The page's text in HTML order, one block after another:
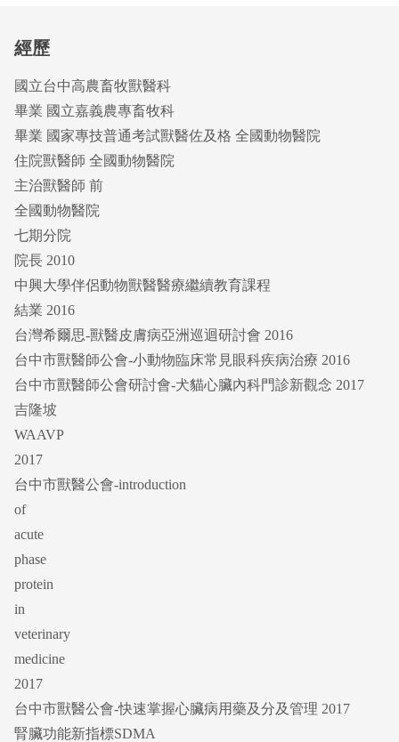
經歷
國立台中高農畜牧獸醫科
畢業 國立嘉義農專畜牧科
畢業 國家專技普通考試獸醫佐及格 全國動物醫院
住院獸醫師 全國動物醫院
主治獸醫師 前
全國動物醫院
七期分院
院長 2010
中興大學伴侶動物獸醫醫療繼續教育課程
結業 2016
台灣希爾思-獸醫皮膚病亞洲巡迴研討會 2016
台中市獸醫師公會-小動物臨床常見眼科疾病治療 2016
台中市獸醫師公會研討會-犬貓心臟內科門診新觀念 2017
吉隆坡
WAAVP
2017
台中市獸醫公會-introduction
of
acute
phase
protein
in
veterinary
medicine
2017
台中市獸醫公會-快速掌握心臟病用藥及分及管理 2017
腎臟功能新指標SDMA